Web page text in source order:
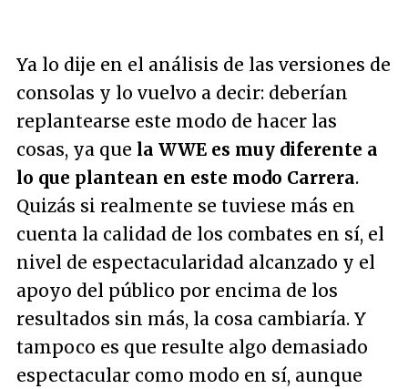
Ya lo dije en el análisis de las versiones de
consolas y lo vuelvo a decir: deberían
replantearse este modo de hacer las
cosas, ya que la WWE es muy diferente a
lo que plantean en este modo Carrera.
Quizás si realmente se tuviese más en
cuenta la calidad de los combates en sí, el
nivel de espectacularidad alcanzado y el
apoyo del público por encima de los
resultados sin más, la cosa cambiaría. Y
tampoco es que resulte algo demasiado
espectacular como modo en sí, aunque